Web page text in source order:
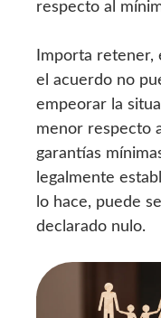
respecto al
Importa retener,
el acuerdo no
empeorar la
menor respecto
garantías
legalmente
lo hace, puede
declarado nulo.